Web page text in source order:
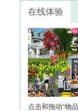
在线体验
点击和拖动“物